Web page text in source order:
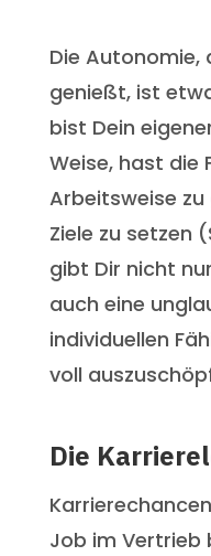
Die Autonomie,
genießt, ist
bist Dein
Weise, hast die
Arbeitsweise
Ziele zu setzen
gibt Dir nicht
auch eine
individuellen
voll
Die
Job im Vertrieb